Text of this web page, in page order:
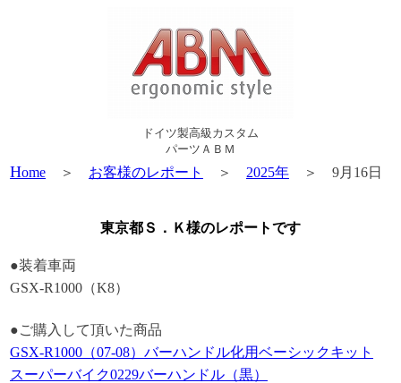
ドイツ製高級カスタム
パーツＡＢＭ
Home ＞ お客様のレポート ＞ 2025年 ＞ 9月16日
東京都Ｓ．Ｋ様のレポートです
●装着車両
GSX-R1000（K8）
●ご購入して頂いた商品
GSX-R1000（07-08）バーハンドル化用ベーシックキット
スーパーバイク0229バーハンドル（黒）